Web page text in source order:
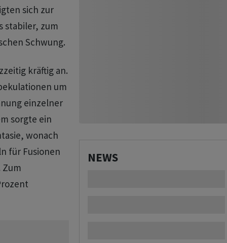
sich zur
stabiler, zum
Schwung.
kräftig an.
um
einzelner
sorgte ein
wonach
für Fusionen
NEWS